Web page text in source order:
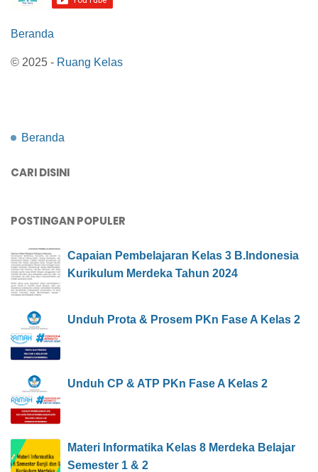
Beranda
© 2025 - Ruang Kelas
Beranda
CARI DISINI
POSTINGAN POPULER
Capaian Pembelajaran Kelas 3 B.Indonesia
Kurikulum Merdeka Tahun 2024
Unduh Prota & Prosem PKn Fase A Kelas 2
Unduh CP & ATP PKn Fase A Kelas 2
Materi Informatika Kelas 8 Merdeka Belajar
Semester 1 & 2